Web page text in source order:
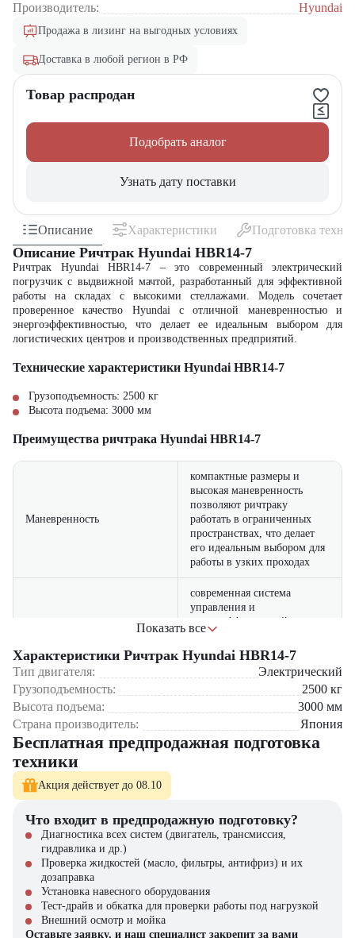
Производитель:
Hyundai
Продажа в лизинг на выгодных условиях
Доставка в любой регион в РФ
Товар распродан
Подобрать аналог
Узнать дату поставки
Описание Характеристики Подготовка
Описание Ричтрак Hyundai HBR14-7
Ричтрак Hyundai HBR14-7 – это современный электрический
погрузчик с выдвижной мачтой, разработанный для эффективной
работы на складах с высокими стеллажами. Модель сочетает
проверенное качество Hyundai с отличной маневренностью и
энергоэффективностью, что делает ее идеальным выбором для
логистических центров и производственных предприятий.
Технические характеристики Hyundai HBR14-7
Грузоподъемность: 2500 кг
Высота подъема: 3000 мм
Преимущества ричтрака Hyundai HBR14-7
Маневренность
компактные размеры и
высокая маневренность
позволяют ричтраку
работать в ограниченных
пространствах, что делает
его идеальным выбором для
работы в узких проходах
современная система
управления и
энергоэффективный
двигатель позволяют
значительно сократить
расходы на электроэнергию,
улучшая общую
эффективность работы
Надежность
ричтрак Hyundai HBR14-7
отличается высокой
надежностью и
процессе эксплуатации
Где применяется ричтрак Hyundai HBR14-7?
Складские комплексы средней высоты
Логистические центры
Производственные предприятия
Торговые склады и гипермаркеты
Показать все
Характеристики Ричтрак Hyundai HBR14-7
Тип двигателя:
Электрический
Грузоподъемность:
2500 кг
Высота подъема:
3000 мм
Страна производитель:
Япония
Бесплатная предпродажная подготовка
техники
Акция действует до 08.10
Что входит в предпродажную подготовку?
Диагностика всех систем (двигатель, трансмиссия,
гидравлика и др.)
Проверка жидкостей (масло, фильтры, антифриз) и их
дозаправка
Установка навесного оборудования
Тест-драйв и обкатка для проверки работы под нагрузкой
Внешний осмотр и мойка
Оставьте заявку, и наш специалист закрепит за вами